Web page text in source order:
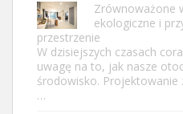
Zrównoważone
ekologiczne i
przestrzenie
W dzisiejszych czasach
uwagę na to, jak nasze
środowisko.
…